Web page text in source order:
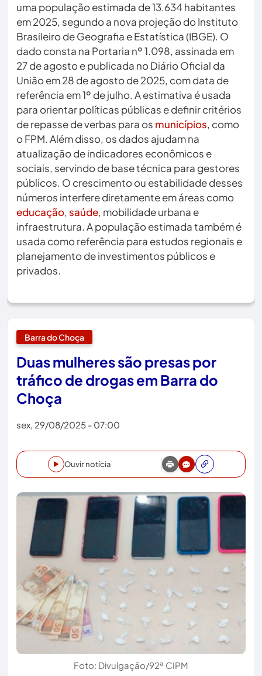
uma população estimada de 13.634 habitantes
em 2025, segundo a nova projeção do Instituto
Brasileiro de Geografia e Estatística (IBGE). O
dado consta na Portaria nº 1.098, assinada em
27 de agosto e publicada no Diário Oficial da
União em 28 de agosto de 2025, com data de
referência em 1º de julho. A estimativa é usada
para orientar políticas públicas e definir critérios
de repasse de verbas para os municípios, como
o FPM. Além disso, os dados ajudam na
atualização de indicadores econômicos e
sociais, servindo de base técnica para gestores
públicos. O crescimento ou estabilidade desses
números interfere diretamente em áreas como
educação, saúde, mobilidade urbana e
infraestrutura. A população estimada também é
usada como referência para estudos regionais e
planejamento de investimentos públicos e
privados.
Barra do Choça
Duas mulheres são presas por
tráfico de drogas em Barra do
Choça
sex, 29/08/2025 - 07:00
Ouvir notícia
Foto: Divulgação/92ª CIPM